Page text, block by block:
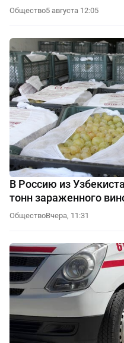
Общество5 августа 12:05
В Россию из
тонн зараженного
ОбществоВчера, 11:31